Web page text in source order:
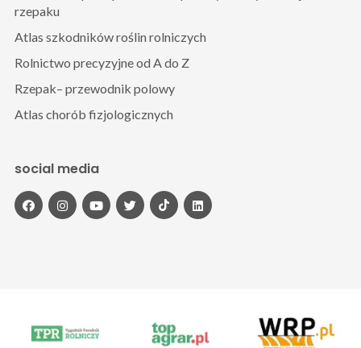
rzepaku
Atlas szkodników roślin rolniczych
Rolnictwo precyzyjne od A do Z
Rzepak– przewodnik polowy
Atlas chorób fizjologicznych
social media